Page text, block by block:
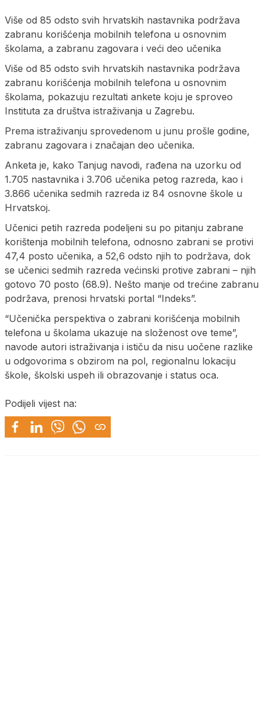
Više od 85 odsto svih hrvatskih nastavnika podržava
zabranu korišćenja mobilnih telefona u osnovnim
školama, a zabranu zagovara i veći deo učenika
Više od 85 odsto svih hrvatskih nastavnika podržava
zabranu korišćenja mobilnih telefona u osnovnim
školama, pokazuju rezultati ankete koju je sproveo
Instituta za društva istraživanja u Zagrebu.
Prema istraživanju sprovedenom u junu prošle godine,
zabranu zagovara i značajan deo učenika.
Anketa je, kako Tanjug navodi, rađena na uzorku od
1.705 nastavnika i 3.706 učenika petog razreda, kao i
3.866 učenika sedmih razreda iz 84 osnovne škole u
Hrvatskoj.
Učenici petih razreda podeljeni su po pitanju zabrane
korištenja mobilnih telefona, odnosno zabrani se protivi
47,4 posto učenika, a 52,6 odsto njih to podržava, dok
se učenici sedmih razreda većinski protive zabrani – njih
gotovo 70 posto (68.9). Nešto manje od trećine zabranu
podržava, prenosi hrvatski portal “Indeks”.
“Učenička perspektiva o zabrani korišćenja mobilnih
telefona u školama ukazuje na složenost ove teme”,
navode autori istraživanja i ističu da nisu uočene razlike
u odgovorima s obzirom na pol, regionalnu lokaciju
škole, školski uspeh ili obrazovanje i status oca.
Podijeli vijest na: